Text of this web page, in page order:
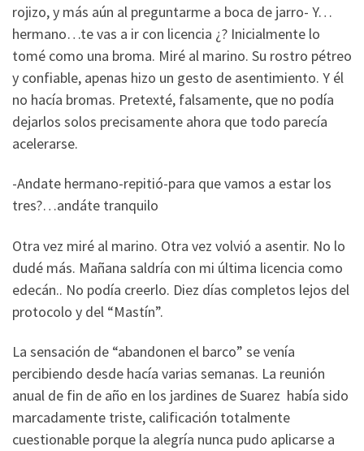
rojizo, y más aún al preguntarme a boca de jarro- Y…
hermano…te vas a ir con licencia ¿? Inicialmente lo
tomé como una broma. Miré al marino. Su rostro pétreo
y confiable, apenas hizo un gesto de asentimiento. Y él
no hacía bromas. Pretexté, falsamente, que no podía
dejarlos solos precisamente ahora que todo parecía
acelerarse.
-Andate hermano-repitió-para que vamos a estar los
tres?…andáte tranquilo
Otra vez miré al marino. Otra vez volvió a asentir. No lo
dudé más. Mañana saldría con mi última licencia como
edecán.. No podía creerlo. Diez días completos lejos del
protocolo y del “Mastín”.
La sensación de “abandonen el barco” se venía
percibiendo desde hacía varias semanas. La reunión
anual de fin de año en los jardines de Suarez había sido
marcadamente triste, calificación totalmente
cuestionable porque la alegría nunca pudo aplicarse a